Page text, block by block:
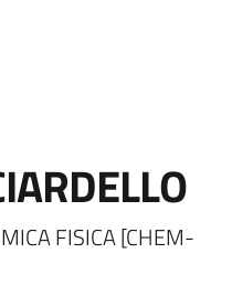
FISICA [CHEM-